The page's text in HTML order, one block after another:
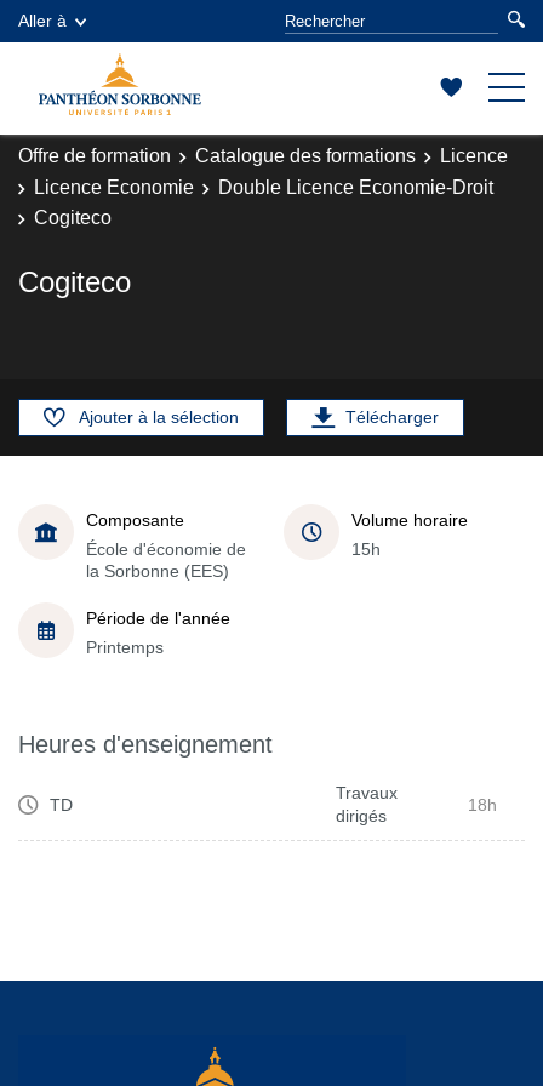
Aller à
Offre de formation Catalogue des formations
Licence
Licence Economie
Double Licence Economie-Droit
Cogiteco
Cogiteco
Ajouter à la sélection Télécharger
Composante
École d'économie de
la Sorbonne (EES)
Volume horaire
15h
Période de l'année
Printemps
Heures d'enseignement
TD
Travaux
dirigés
18h